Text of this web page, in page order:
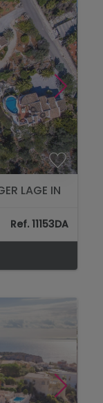
LAGE IN
Ref. 11153DA